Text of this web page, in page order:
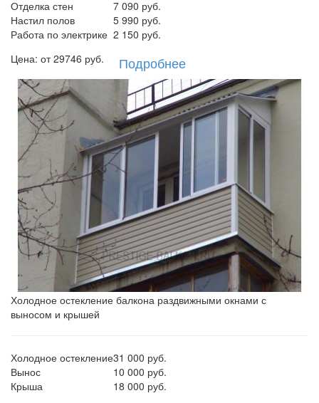
Отделка стен
7 090 руб.
Настил полов
5 990 руб.
Работа по электрике 2 150 руб.
Цена: от29746 руб. Подробнее
Холодное остекление балкона раздвижными окнами с
выносом и крышей
Холодное остекление31 000 руб.
Вынос
10 000 руб.
Крыша
18 000 руб.